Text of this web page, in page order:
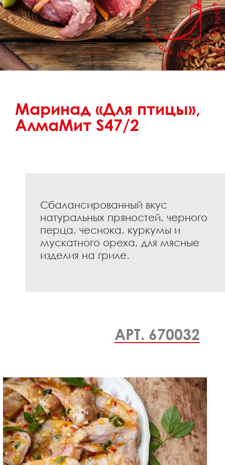
Маринад «Для птицы»,
АлмаМит S47/2
Сбалансированный вкус
натуральных пряностей, черного
перца, чеснока, куркумы и
мускатного ореха, для мясные
изделия на гриле.
АРТ. 670032